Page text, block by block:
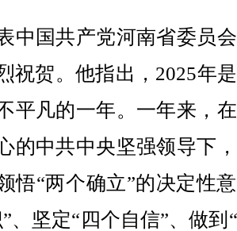
国共产党河南省委员
祝贺。他指出，2025年
平凡的一年。一年来，
的中共中央坚强领导下
悟“两个确立”的决定性
、坚定“四个自信”、做到